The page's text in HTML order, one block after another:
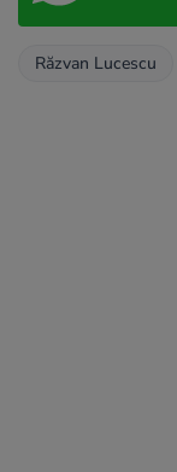
Răzvan Lucescu